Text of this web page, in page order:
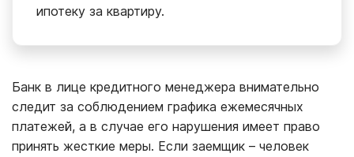
ипотеку за квартиру.
Банк в лице кредитного менеджера внимательно
следит за соблюдением графика ежемесячных
платежей, а в случае его нарушения имеет право
принять жесткие меры. Если заемщик – человек